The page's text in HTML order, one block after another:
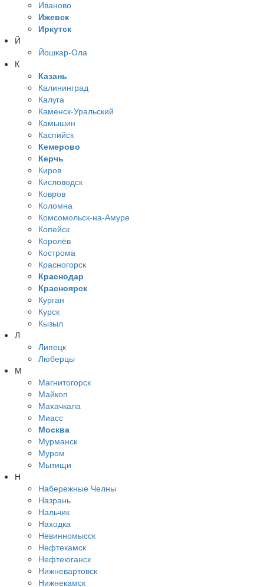
Иваново
Ижевск
Иркутск
Й
Йошкар-Ола
К
Казань
Калининград
Калуга
Каменск-Уральский
Камышин
Каспийск
Кемерово
Керчь
Киров
Кисловодск
Ковров
Коломна
Комсомольск-на-Амуре
Копейск
Королёв
Кострома
Красногорск
Краснодар
Красноярск
Курган
Курск
Кызыл
Л
Липецк
Люберцы
М
Магнитогорск
Майкоп
Махачкала
Миасс
Москва
Мурманск
Муром
Мытищи
Н
Набережные Челны
Назрань
Нальчик
Находка
Невинномысск
Нефтекамск
Нефтеюганск
Нижневартовск
Нижнекамск